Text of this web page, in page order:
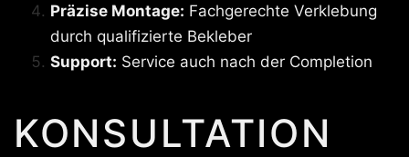
Präzise Montage: Fachgerechte Verklebung
durch qualifizierte Bekleber
Support: Service auch nach der Completion
KONSULTATION